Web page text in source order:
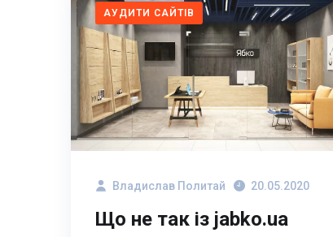
АУДИТИ САЙТІВ
Владислав Политай 20.05.2020
Що не так із jabko.ua